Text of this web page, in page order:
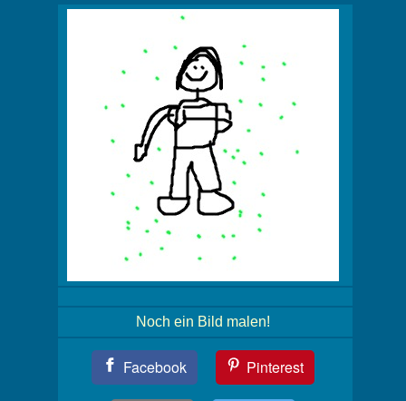
Noch ein Bild malen!
Facebook Pinterest